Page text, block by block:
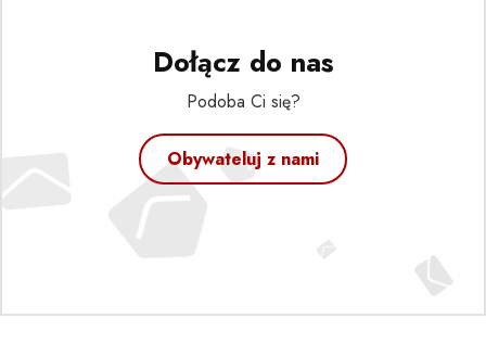
Dołącz do nas
Podoba Ci się?
Obywateluj z nami